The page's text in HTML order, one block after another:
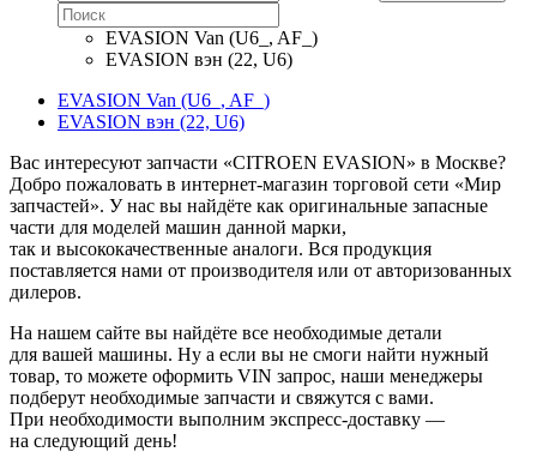
EVASION Van (U6_, AF_)
EVASION вэн (22, U6)
EVASION Van (U6_, AF_)
EVASION вэн (22, U6)
Вас интересуют запчасти «CITROEN EVASION» в Москве?
Добро пожаловать в интернет-магазин торговой сети «Мир
запчастей». У нас вы найдёте как оригинальные запасные
части для моделей машин данной марки,
так и высококачественные аналоги. Вся продукция
поставляется нами от производителя или от авторизованных
дилеров.
На нашем сайте вы найдёте все необходимые детали
для вашей машины. Ну а если вы не смоги найти нужный
товар, то можете оформить VIN запрос, наши менеджеры
подберут необходимые запчасти и свяжутся с вами.
При необходимости выполним экспресс-доставку —
на следующий день!